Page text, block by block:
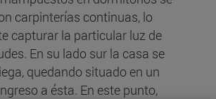
carpinterías continuas, lo
capturar la particular luz de
En su lado sur la casa se
quedando situado en un
a ésta. En este punto,